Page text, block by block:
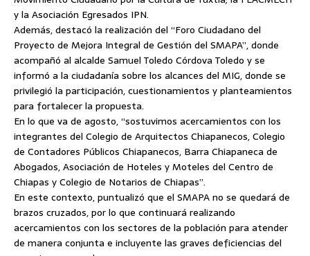
y la Asociación Egresados IPN.
Además, destacó la realización del “Foro Ciudadano del
Proyecto de Mejora Integral de Gestión del SMAPA”, donde
acompañó al alcalde Samuel Toledo Córdova Toledo y se
informó a la ciudadanía sobre los alcances del MIG, donde se
privilegió la participación, cuestionamientos y planteamientos
para fortalecer la propuesta.
En lo que va de agosto, “sostuvimos acercamientos con los
integrantes del Colegio de Arquitectos Chiapanecos, Colegio
de Contadores Públicos Chiapanecos, Barra Chiapaneca de
Abogados, Asociación de Hoteles y Moteles del Centro de
Chiapas y Colegio de Notarios de Chiapas”.
En este contexto, puntualizó que el SMAPA no se quedará de
brazos cruzados, por lo que continuará realizando
acercamientos con los sectores de la población para atender
de manera conjunta e incluyente las graves deficiencias del